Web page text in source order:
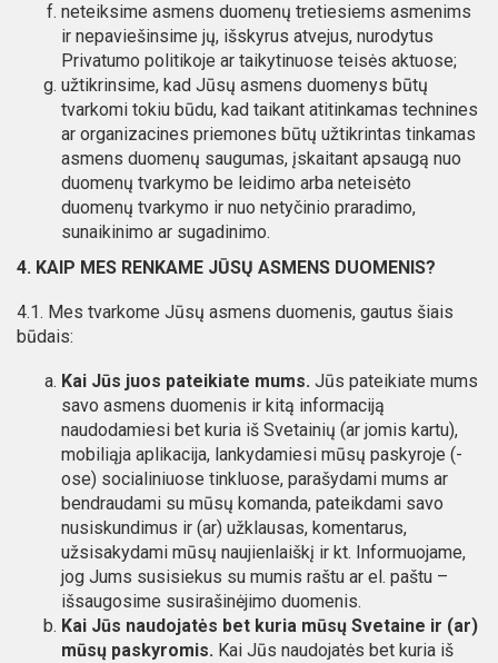
neteiksime asmens duomenų tretiesiems asmenims
ir nepaviešinsime jų, išskyrus atvejus, nurodytus
Privatumo politikoje ar taikytinuose teisės aktuose;
užtikrinsime, kad Jūsų asmens duomenys būtų
tvarkomi tokiu būdu, kad taikant atitinkamas technines
ar organizacines priemones būtų užtikrintas tinkamas
asmens duomenų saugumas, įskaitant apsaugą nuo
duomenų tvarkymo be leidimo arba neteisėto
duomenų tvarkymo ir nuo netyčinio praradimo,
sunaikinimo ar sugadinimo.
4. KAIP MES RENKAME JŪSŲ ASMENS DUOMENIS?
4.1. Mes tvarkome Jūsų asmens duomenis, gautus šiais
būdais:
Kai Jūs juos pateikiate mums. Jūs pateikiate mums
savo asmens duomenis ir kitą informaciją
naudodamiesi bet kuria iš Svetainių (ar jomis kartu),
mobiliąja aplikacija, lankydamiesi mūsų paskyroje (-
ose) socialiniuose tinkluose, parašydami mums ar
bendraudami su mūsų komanda, pateikdami savo
nusiskundimus ir (ar) užklausas, komentarus,
užsisakydami mūsų naujienlaiškį ir kt. Informuojame,
jog Jums susisiekus su mumis raštu ar el. paštu –
išsaugosime susirašinėjimo duomenis.
Kai Jūs naudojatės bet kuria mūsų Svetaine ir (ar)
mūsų paskyromis. Kai Jūs naudojatės bet kuria iš